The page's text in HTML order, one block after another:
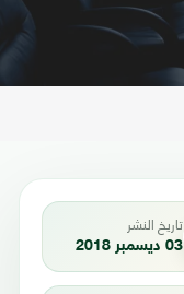
تاريخ النشر
03 ديسمبر 2018